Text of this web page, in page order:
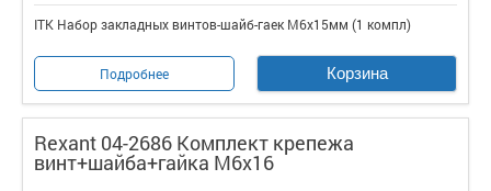
ITK Набор закладных винтов-шайб-гаек M6x15мм (1 компл)
Подробнее Корзина
Rexant 04-2686 Комплект крепежа
винт+шайба+гайка M6x16